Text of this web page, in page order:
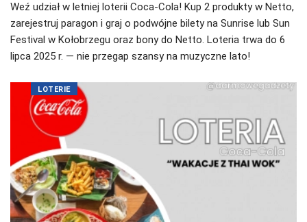
Weź udział w letniej loterii Coca-Cola! Kup 2 produkty w Netto,
zarejestruj paragon i graj o podwójne bilety na Sunrise lub Sun
Festival w Kołobrzegu oraz bony do Netto. Loteria trwa do 6
lipca 2025 r. — nie przegap szansy na muzyczne lato!
LOTERIE